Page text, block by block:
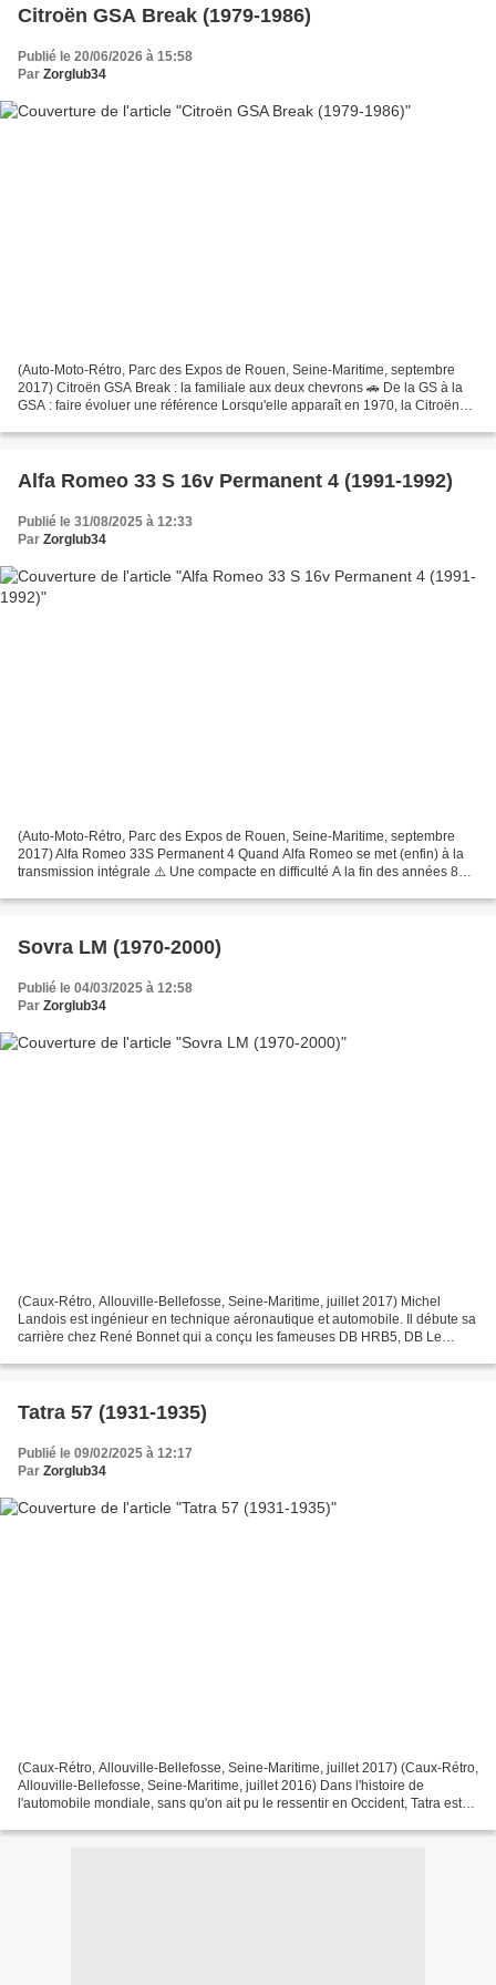
Citroën GSA Break (1979-1986)
Publié le 20/06/2026 à 15:58
Par Zorglub34
(Auto-Moto-Rétro, Parc des Expos de Rouen, Seine-Maritime, septembre
2017) Citroën GSA Break : la familiale aux deux chevrons 🚗 De la GS à la
GSA : faire évoluer une référence Lorsqu'elle apparaît en 1970, la Citroën
Alfa Romeo 33 S 16v Permanent 4 (1991-1992)
Publié le 31/08/2025 à 12:33
Par Zorglub34
(Auto-Moto-Rétro, Parc des Expos de Rouen, Seine-Maritime, septembre
2017) Alfa Romeo 33S Permanent 4 Quand Alfa Romeo se met (enfin) à la
transmission intégrale ⚠️ Une compacte en difficulté A la fin des années 80, l'
Sovra LM (1970-2000)
Publié le 04/03/2025 à 12:58
Par Zorglub34
(Caux-Rétro, Allouville-Bellefosse, Seine-Maritime, juillet 2017) Michel
Landois est ingénieur en technique aéronautique et automobile. Il débute sa
carrière chez René Bonnet qui a conçu les fameuses DB HRB5, DB Le
Tatra 57 (1931-1935)
Publié le 09/02/2025 à 12:17
Par Zorglub34
(Caux-Rétro, Allouville-Bellefosse, Seine-Maritime, juillet 2017) (Caux-Rétro,
Allouville-Bellefosse, Seine-Maritime, juillet 2016) Dans l'histoire de
l'automobile mondiale, sans qu'on ait pu le ressentir en Occident, Tatra est